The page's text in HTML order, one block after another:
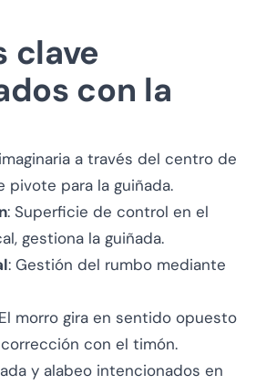
clave
con la
a través del centro de
pivote para la guiñada.
: Superficie de control en el
gestiona la guiñada.
: Gestión del rumbo mediante
morro gira en sentido opuesto
con el timón.
y alabeo intencionados en